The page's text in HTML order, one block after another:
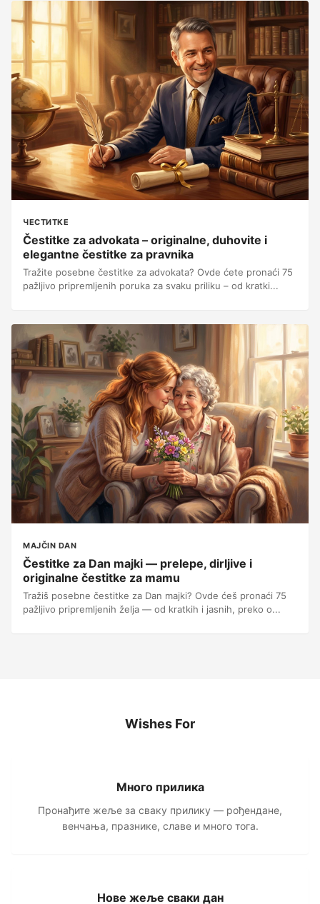
ЧЕСТИТКЕ
Čestitke za advokata – originalne, duhovite i
elegantne čestitke za pravnika
Tražite posebne čestitke za advokata? Ovde ćete pronaći 75
pažljivo pripremljenih poruka za svaku priliku – od kratki...
MAJČIN DAN
Čestitke za Dan majki — prelepe, dirljive i
originalne čestitke za mamu
Tražiš posebne čestitke za Dan majki? Ovde ćeš pronaći 75
pažljivo pripremljenih želja — od kratkih i jasnih, preko o...
Wishes For
Много прилика
Пронађите жеље за сваку прилику — рођендане,
венчања, празнике, славе и много тога.
Нове жеље сваки дан